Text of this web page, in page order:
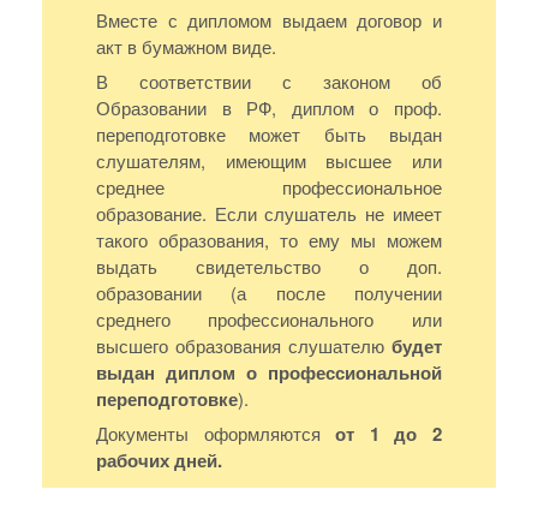
Вместе с дипломом выдаем договор и
акт в бумажном виде.
В соответствии с законом об
Образовании в РФ, диплом о проф.
переподготовке может быть выдан
слушателям, имеющим высшее или
среднее профессиональное
образование. Если слушатель не имеет
такого образования, то ему мы можем
выдать свидетельство о доп.
образовании (а после получении
среднего профессионального или
высшего образования слушателю будет
выдан диплом о профессиональной
переподготовке).
Документы оформляютсяот 1 до 2
рабочих дней.